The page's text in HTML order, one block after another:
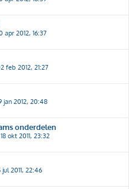
apr 2012, 16:37
feb 2012, 21:27
jan 2012, 20:48
onderdelen
okt 2011, 23:32
2011, 22:46